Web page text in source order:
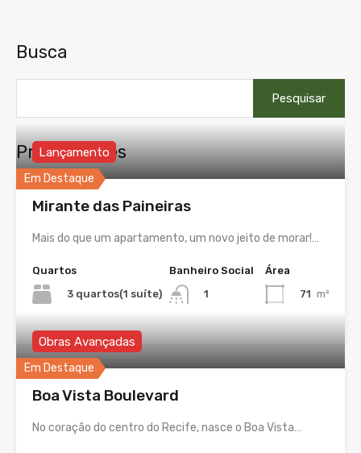
Busca
por:
Propriedades
Em Destaque
Lançamento
Mirante das Paineiras
Mais do que um apartamento, um novo jeito de morar!…
Quartos
3 quartos(1 suíte)
Banheiro Social
1
Área
71 m²
Em Destaque
Obras Avançadas
Boa Vista Boulevard
No coração do centro do Recife, nasce o Boa Vista…